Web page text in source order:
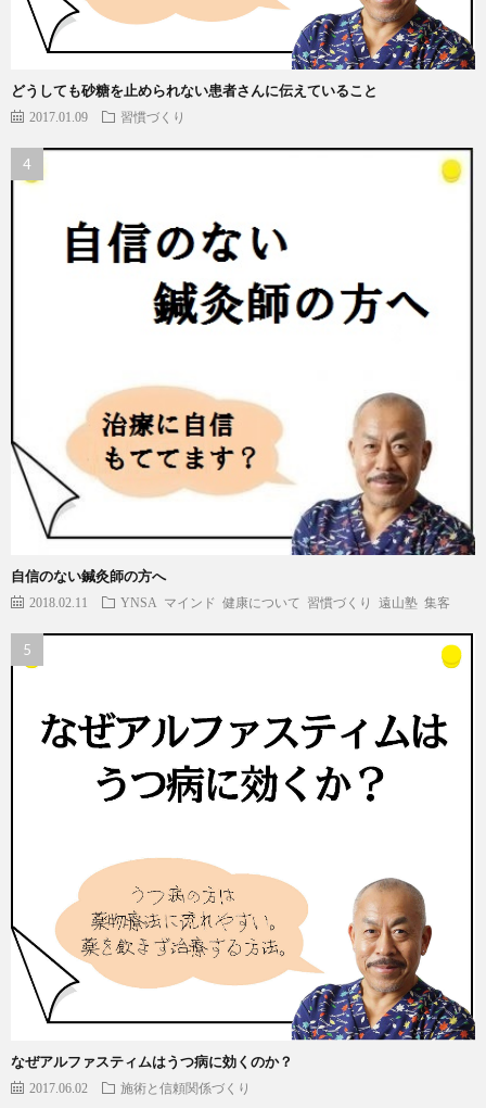
どうしても砂糖を止められない患者さんに伝えていること
2017.01.09 習慣づくり
自信のない鍼灸師の方へ
2018.02.11 YNSA マインド 健康について 習慣づくり 遠山塾 集客
なぜアルファスティムはうつ病に効くのか？
2017.06.02 施術と信頼関係づくり